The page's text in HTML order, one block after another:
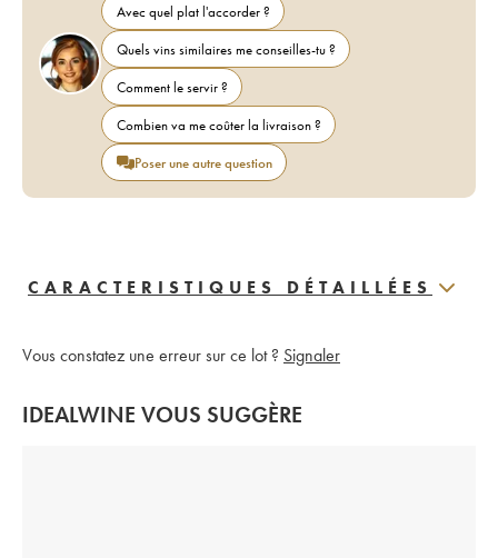
Avec quel plat l'accorder ?
Quels vins similaires me conseilles-tu ?
Comment le servir ?
Combien va me coûter la livraison ?
Poser une autre question
CARACTERISTIQUES DÉTAILLÉES
Vous constatez une erreur sur ce lot ? Signaler
IDEALWINE VOUS SUGGÈRE